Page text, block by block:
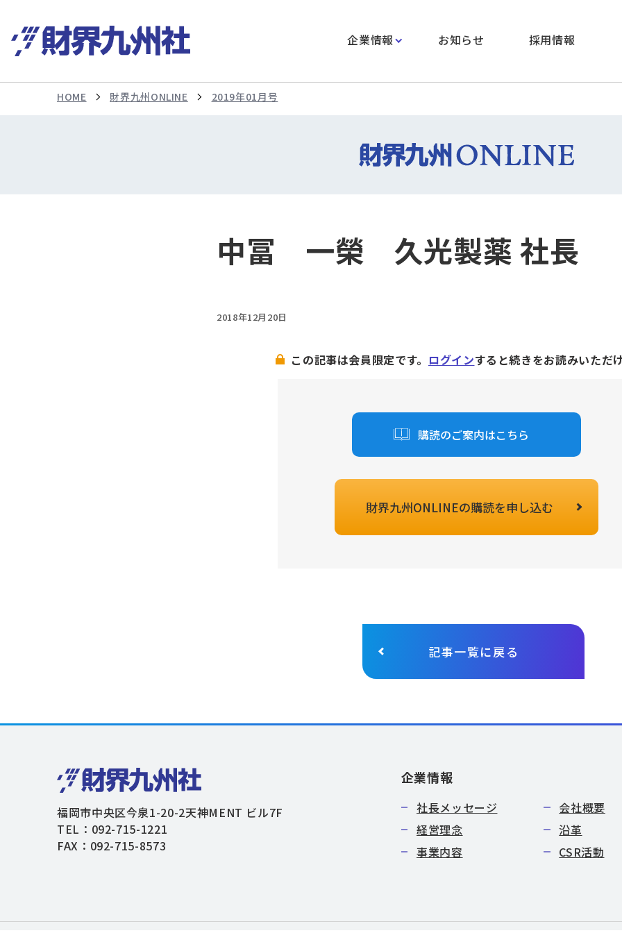
企業情報 お知らせ 採用情報
HOME 財界九州ONLINE 2019年01月号
中冨 一榮 久光製薬 社長
2018年12月20日
この記事は会員限定です。 ログインすると続きをお読みいただけ
購読のご案内はこちら
財界九州ONLINEの購読を申し込む
記事一覧に戻る
福岡市中央区今泉1-20-2天神MENT ビル7F
TEL：092-715-1221
FAX：092-715-8573
企業情報
社長メッセージ
会社概要
経営理念
沿革
事業内容
CSR活動